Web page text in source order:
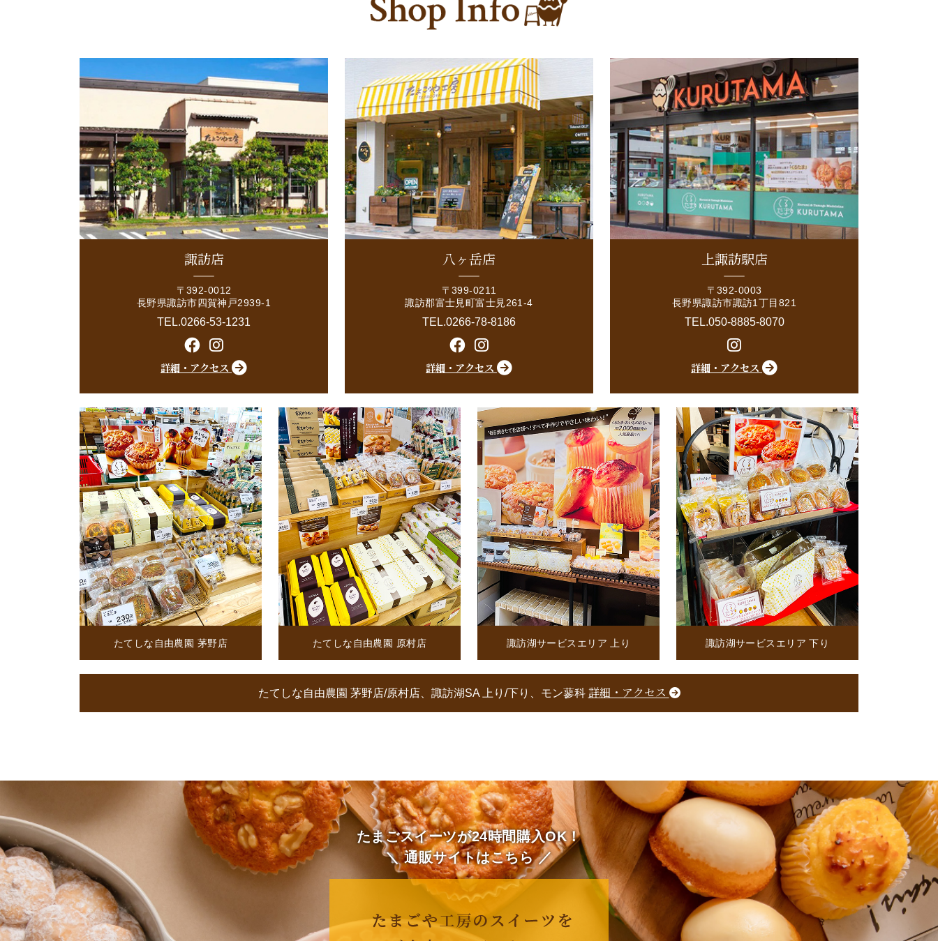
諏訪店
〒392-0012
長野県諏訪市四賀神戸2939-1
TEL.0266-53-1231
詳細・アクセス
八ヶ岳店
〒399-0211
諏訪郡富士見町富士見261-4
TEL.0266-78-8186
詳細・アクセス
上諏訪駅店
〒392-0003
長野県諏訪市諏訪1丁目821
TEL.050-8885-8070
詳細・アクセス
たてしな自由農園 茅野店 たてしな自由農園 原村店 諏訪湖サービスエリア 上り 諏訪湖サービスエリア 下り
たてしな自由農園 茅野店/原村店、諏訪湖SA 上り/下り、モン蓼科 詳細・アクセス
たまごスイーツが24時間購入OK！
＼ 通販サイトはこちら ／